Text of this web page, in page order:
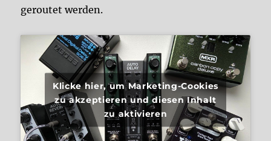
geroutet werden.
Klicke hier, um Marketing-Cookies
zu akzeptieren und diesen Inhalt
zu aktivieren